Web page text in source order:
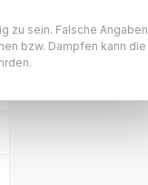
zu sein. Falsche Angaben
bzw. Dampfen kann die